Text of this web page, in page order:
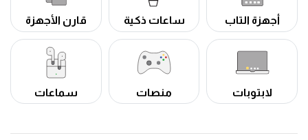
أجهزة التاب ساعات ذكية قارن الأجهزة
لابتوبات منصات سماعات